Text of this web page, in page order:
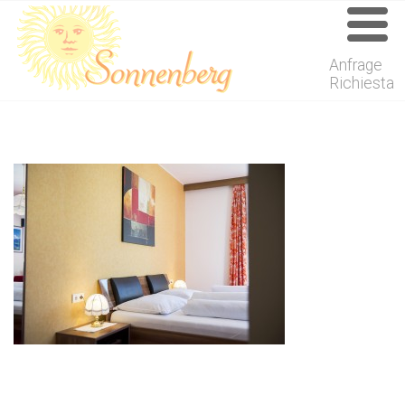
Anfrage
Richiesta